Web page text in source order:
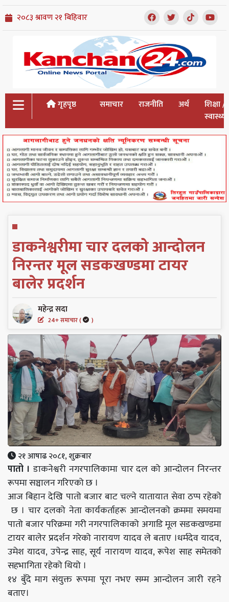
गृहपृष्ठ समाचार राजनीति अर्थ
शिक्षा /
स्वास्थ्य
डाकनेश्वरीमा चार दलको आन्दोलन
निरन्तर मूल सडकखण्डमा टायर
बालेर प्रदर्शन
महेन्द्र सदा
24+ समाचार ( )
२१ आषाढ २०८१, शुक्रबार
पातो । डाकनेश्वरीनगरपालिकामा चार दल को आन्दोलन निरन्तर
रूपमा सञ्चालन गरिएको छ ।
आज बिहान देखि पातो बजार बाट चल्ने यातायात सेवा ठप्प रहेको
छ । चार दलको नेता कार्यकर्ताहरू आन्दोलनको क्रममा समयमा
पातो बजार परिक्रमा गरी नगरपालिकाको अगाडि मूल सडकखण्डमा
टायर बालेर प्रदर्शन गरेको नारायण यादव ले बताए ।धर्मदेव यादव,
उमेश यादव, उपेन्द्र साह, सूर्य नारायण यादव, रूपेश साह समेतको
सहभागिता रहेको थियो ।
१४ बुँदे माग संयुक्त रूपमा पूरा नभए सम्म आन्दोलन जारी रहने
बताए।